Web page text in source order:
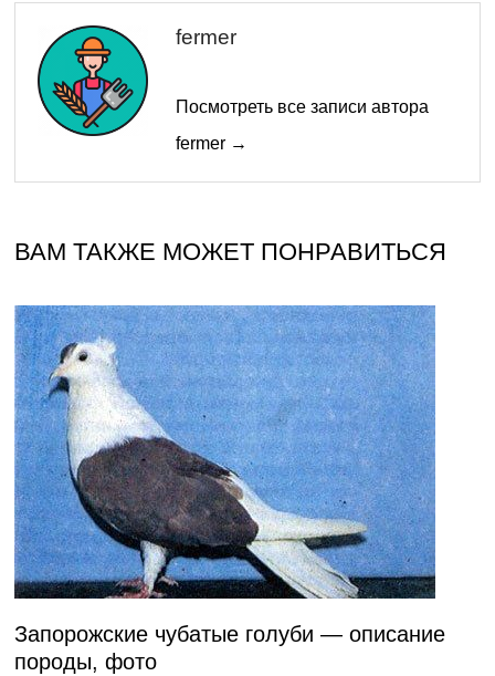
fermer
Посмотреть все записи автора
fermer →
ВАМ ТАКЖЕ МОЖЕТ ПОНРАВИТЬСЯ
Запорожские чубатые голуби — описание
породы, фото